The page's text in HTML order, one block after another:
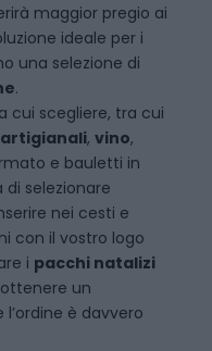
maggior pregio ai
ideale per i
una selezione di
.
cui scegliere, tra cui
, vino,
e bauletti in
di selezionare
nei cesti e
con il vostro logo
i pacchi natalizi
un
è davvero